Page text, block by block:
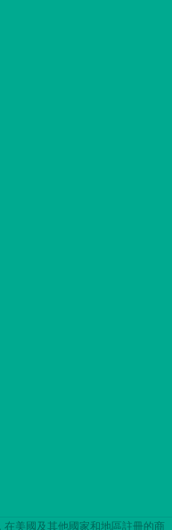
美國及其他國家和地區註冊的商